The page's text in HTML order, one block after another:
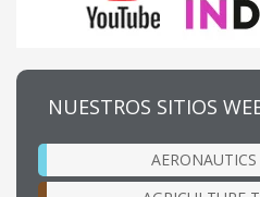
NUESTROS SITIOS